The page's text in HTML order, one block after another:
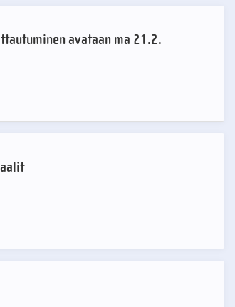
avataan ma 21.2.